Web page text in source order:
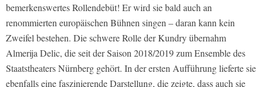
bemerkenswertes Rollendebüt! Er wird sie bald auch an
renommierten europäischen Bühnen singen – daran kann kein
Zweifel bestehen. Die schwere Rolle der Kundry übernahm
Almerija Delic, die seit der Saison 2018/2019 zum Ensemble des
Staatstheaters Nürnberg gehört. In der ersten Aufführung lieferte sie
ebenfalls eine faszinierende Darstellung, die zeigte, dass auch sie